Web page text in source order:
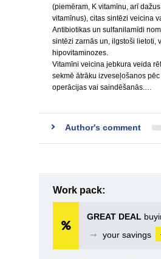
(piemēram, K vitamīnu, arī
vitamīnus), citas sintēzi veicina
Antibiotikas un sulfanilamīdi
sintēzi zarnās un, ilgstoši lietoti,
hipovitaminozes.
Vitamīni veicina jebkura veida
sekmē ātrāku izveseļošanos
operācijas vai saindēšanās.…
Author's comment
Work pack:
GREAT DEAL
➞
your savings